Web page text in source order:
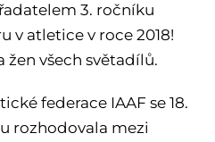
3. ročníku
v atletice v roce 2018!
žen všech světadílů.
federace IAAF se 18.
rozhodovala mezi